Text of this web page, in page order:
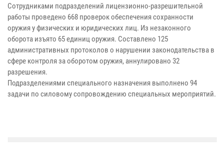
Сотрудниками подразделений лицензионно-разрешительной
работы проведено 668 проверок обеспечения сохранности
оружия у физических и юридических лиц. Из незаконного
оборота изъято 65 единиц оружия. Составлено 125
административных протоколов о нарушении законодательства в
сфере контроля за оборотом оружия, аннулировано 32
разрешения.
Подразделениями специального назначения выполнено 94
задачи по силовому сопровождению специальных мероприятий.